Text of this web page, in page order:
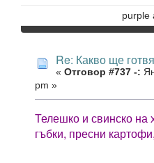
purple
Re: Какво ще
« Отговор #737 -:
pm »
Телешко и свинско на
гъбки, пресни